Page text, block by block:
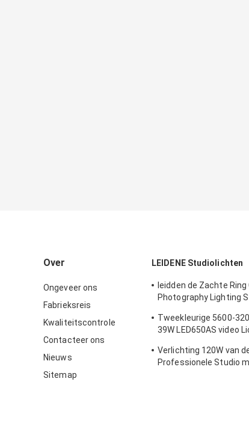
Over
Ongeveer ons
Fabrieksreis
Kwaliteitscontrole
Contacteer ons
Nieuws
Sitemap
LEIDENE Studiolichten
leidden de Zachte
Photography Lighting
318RLS, Lichten voor
Tweekleurige 5600-
39W LED650AS video
Verlichting 120W van
Professionele Studio